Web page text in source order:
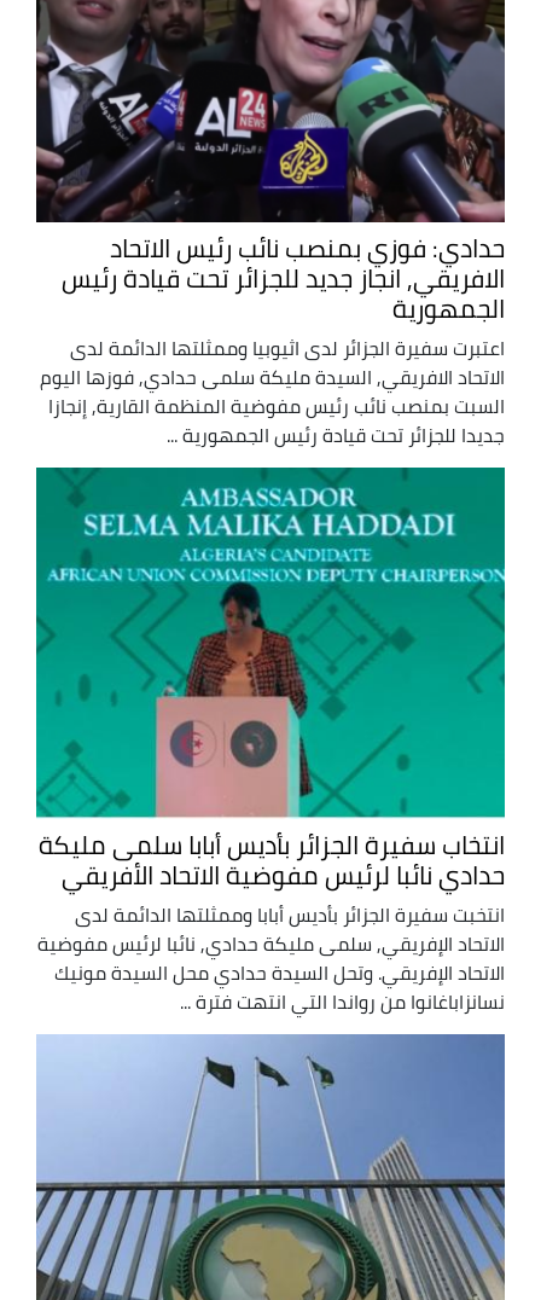
حدادي: فوزي بمنصب نائب رئيس الاتحاد
الافريقي, انجاز جديد للجزائر تحت قيادة رئيس
الجمهورية
اعتبرت سفيرة الجزائر لدى اثيوبيا وممثلتها الدائمة لدى
الاتحاد الافريقي, السيدة مليكة سلمى حدادي, فوزها اليوم
السبت بمنصب نائب رئيس مفوضية المنظمة القارية, إنجازا
جديدا للجزائر تحت قيادة رئيس الجمهورية ...
انتخاب سفيرة الجزائر بأديس أبابا سلمى مليكة
حدادي نائبا لرئيس مفوضية الاتحاد الأفريقي
انتخبت سفيرة الجزائر بأديس أبابا وممثلتها الدائمة لدى
الاتحاد الإفريقي, سلمى مليكة حدادي, نائبا لرئيس مفوضية
الاتحاد الإفريقي. وتحل السيدة حدادي محل السيدة مونيك
نسانزاباغانوا من رواندا التي انتهت فترة ...